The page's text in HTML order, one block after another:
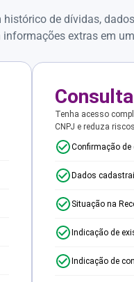
de dívidas,
extras em
Tenha acesso
CNPJ e reduza
Confirmação de
Dados
Situação na
Indicação de
Indicação de